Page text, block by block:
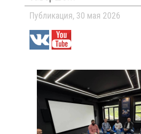
Публикация, 30 мая 2026